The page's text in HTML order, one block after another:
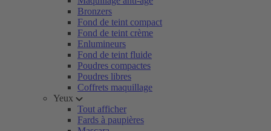
Bronzers
Fond de teint compact
Fond de teint crème
Enlumineurs
Fond de teint fluide
Poudres compactes
Poudres libres
Coffrets maquillage
Yeux
Tout afficher
Fards à paupières